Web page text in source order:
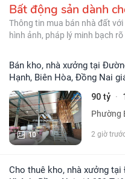
Bất động sản dành
Thông tin mua bán nhà đất
hình ảnh, pháp lý minh bạch rõ
Bán kho, nhà xưởng tại Đường Bùi Hữu Nghĩa, Phường Tân
Hạnh, Biên Hòa, Đồng Nai
10
90 tỷ ·
Phường
2 giờ
Cho thuê kho, nhà xưởng tại Đường Lê A, Xã Suối Tre, Tp Long